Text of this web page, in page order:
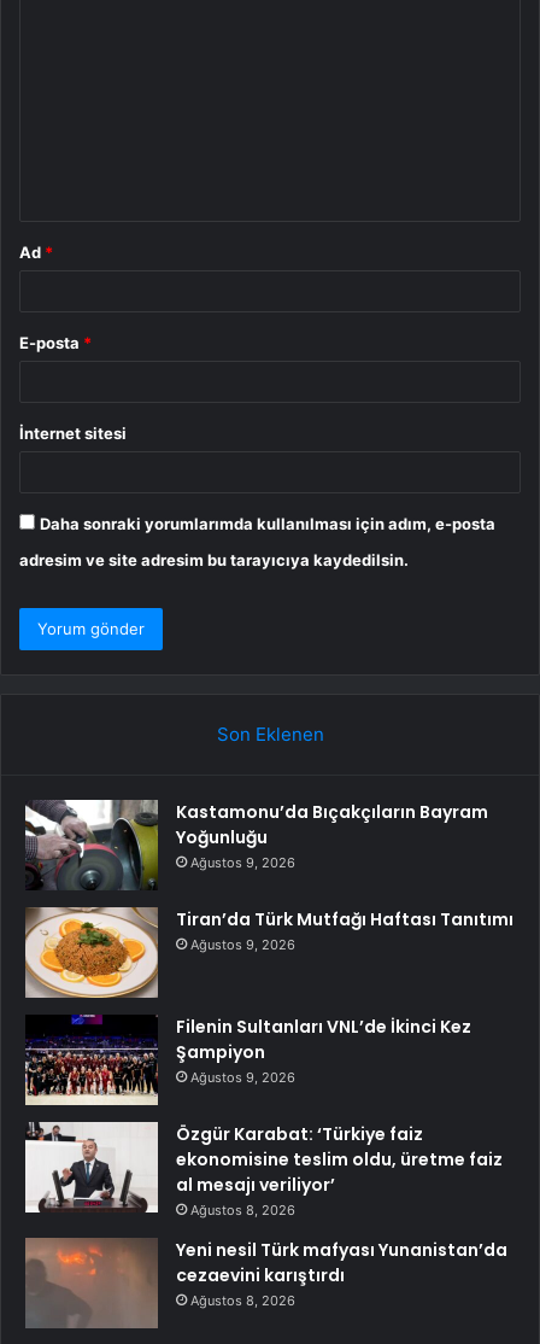
Ad *
E-posta *
İnternet sitesi
Daha sonraki yorumlarımda kullanılması için adım, e-posta
adresim ve site adresim bu tarayıcıya kaydedilsin.
Son Eklenen
Kastamonu’da Bıçakçıların Bayram
Yoğunluğu
Ağustos 9, 2026
Tiran’da Türk Mutfağı Haftası Tanıtımı
Ağustos 9, 2026
Filenin Sultanları VNL’de İkinci Kez
Şampiyon
Ağustos 9, 2026
Özgür Karabat: ‘Türkiye faiz
ekonomisine teslim oldu, üretme faiz
al mesajı veriliyor’
Ağustos 8, 2026
Yeni nesil Türk mafyası Yunanistan’da
cezaevini karıştırdı
Ağustos 8, 2026